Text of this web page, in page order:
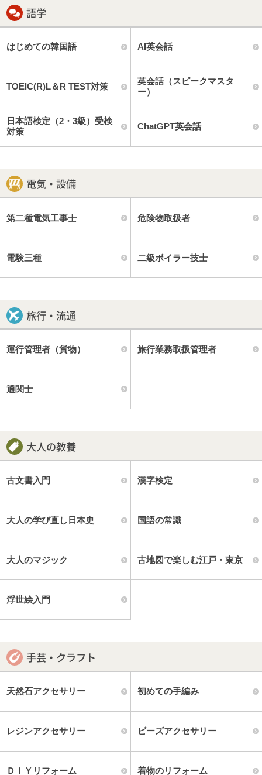
語学
はじめての韓国語 AI英会話
TOEIC(R)L＆R TEST対策
英会話（スピークマスタ
ー）
日本語検定（2・3級）受検
対策
ChatGPT英会話
電気・設備
第二種電気工事士 危険物取扱者
電験三種 二級ボイラー技士
旅行・流通
運行管理者（貨物） 旅行業務取扱管理者
通関士
大人の教養
古文書入門 漢字検定
大人の学び直し日本史 国語の常識
大人のマジック 古地図で楽しむ江戸・東京
浮世絵入門
手芸・クラフト
天然石アクセサリー 初めての手編み
レジンアクセサリー ビーズアクセサリー
ＤＩＹリフォーム 着物のリフォーム